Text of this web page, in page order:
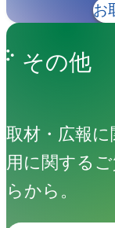
お
その他
取材・広報
用に関する
らから。